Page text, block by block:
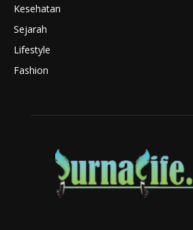
Kesehatan
Sejarah
Lifestyle
Fashion